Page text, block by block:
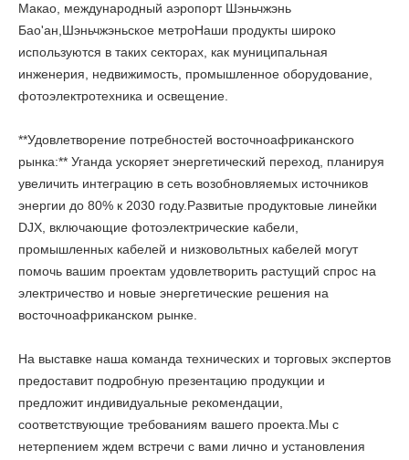
Макао, международный аэропорт Шэньчжэнь
Бао'ан,Шэньчжэньское метроНаши продукты широко
используются в таких секторах, как муниципальная
инженерия, недвижимость, промышленное оборудование,
фотоэлектротехника и освещение.
**Удовлетворение потребностей восточноафриканского
рынка:** Уганда ускоряет энергетический переход, планируя
увеличить интеграцию в сеть возобновляемых источников
энергии до 80% к 2030 году.Развитые продуктовые линейки
DJX, включающие фотоэлектрические кабели,
промышленных кабелей и низковольтных кабелей могут
помочь вашим проектам удовлетворить растущий спрос на
электричество и новые энергетические решения на
восточноафриканском рынке.
На выставке наша команда технических и торговых экспертов
предоставит подробную презентацию продукции и
предложит индивидуальные рекомендации,
соответствующие требованиям вашего проекта.Мы с
нетерпением ждем встречи с вами лично и установления